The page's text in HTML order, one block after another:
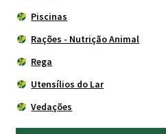
Piscinas
Rações - Nutrição Animal
Rega
Utensílios do Lar
Vedações